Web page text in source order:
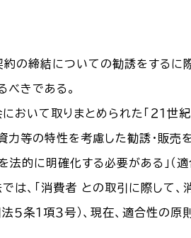
約の締結についての勧誘をするに
べきである。
おいて取りまとめられた「２１
資力等の特性を考慮した勧誘・販
的に明確化する必要がある」（
は、「消費者 との取引に際して
条１項３号）、現在、適合性の